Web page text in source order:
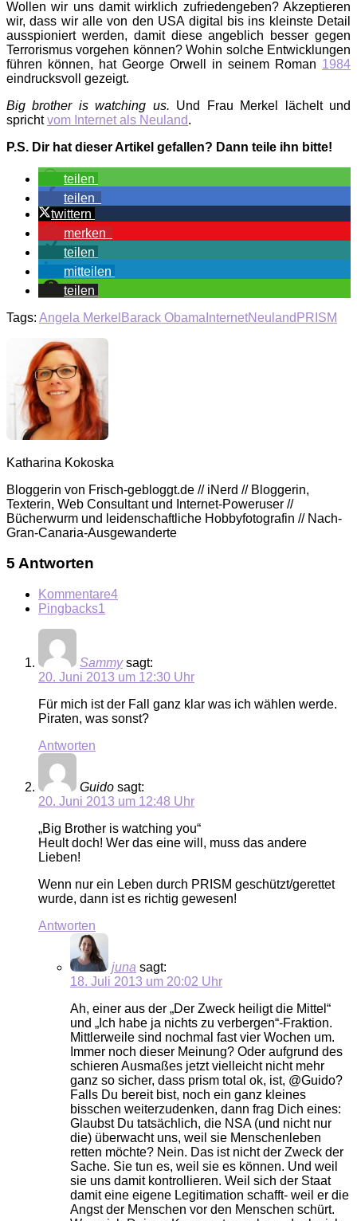
Wollen wir uns damit wirklich zufriedengeben? Akzeptieren
wir, dass wir alle von den USA digital bis ins kleinste Detail
ausspioniert werden, damit diese angeblich besser gegen
Terrorismus vorgehen können? Wohin solche Entwicklungen
führen können, hat George Orwell in seinem Roman 1984
eindrucksvoll gezeigt.
Big brother is watching us. Und Frau Merkel lächelt und
sprichtvom Internet als Neuland.
P.S. Dir hat dieser Artikel gefallen? Dann teile ihn bitte!
teilen
teilen
twittern
merken
teilen
mitteilen
teilen
Tags: Angela Merkel Barack Obama InternetNeuland PRISM
Katharina Kokoska
Bloggerin von Frisch-gebloggt.de // iNerd // Bloggerin,
Texterin, Web Consultant und Internet-Poweruser //
Bücherwurm und leidenschaftliche Hobbyfotografin // Nach-
Gran-Canaria-Ausgewanderte
5 Antworten
Kommentare4
Pingbacks1
Sammy sagt:
20. Juni 2013 um 12:30 Uhr
Für mich ist der Fall ganz klar was ich wählen werde.
Piraten, was sonst?
Antworten
Guido sagt:
20. Juni 2013 um 12:48 Uhr
„Big Brother is watching you“
Heult doch! Wer das eine will, muss das andere
Lieben!
Wenn nur ein Leben durch PRISM geschützt/gerettet
wurde, dann ist es richtig gewesen!
Antworten
juna sagt:
18. Juli 2013 um 20:02 Uhr
Ah, einer aus der „Der Zweck heiligt die Mittel“
und „Ich habe ja nichts zu verbergen“-Fraktion.
Mittlerweile sind nochmal fast vier Wochen um.
Immer noch dieser Meinung? Oder aufgrund des
schieren Ausmaßes jetzt vielleicht nicht mehr
ganz so sicher, dass prism total ok, ist, @Guido?
Falls Du bereit bist, noch ein ganz kleines
bisschen weiterzudenken, dann frag Dich eines:
Glaubst Du tatsächlich, die NSA (und nicht nur
die) überwacht uns, weil sie Menschenleben
retten möchte? Nein. Das ist nicht der Zweck der
Sache. Sie tun es, weil sie es können. Und weil
sie uns damit kontrollieren. Weil sich der Staat
damit eine eigene Legitimation schafft- weil er die
Angst der Menschen vor den Menschen schürt.